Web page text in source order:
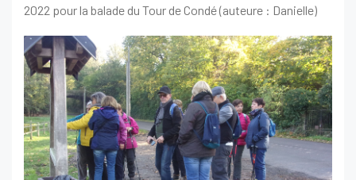
2022 pour la balade du Tour de Condé (auteure : Danielle)